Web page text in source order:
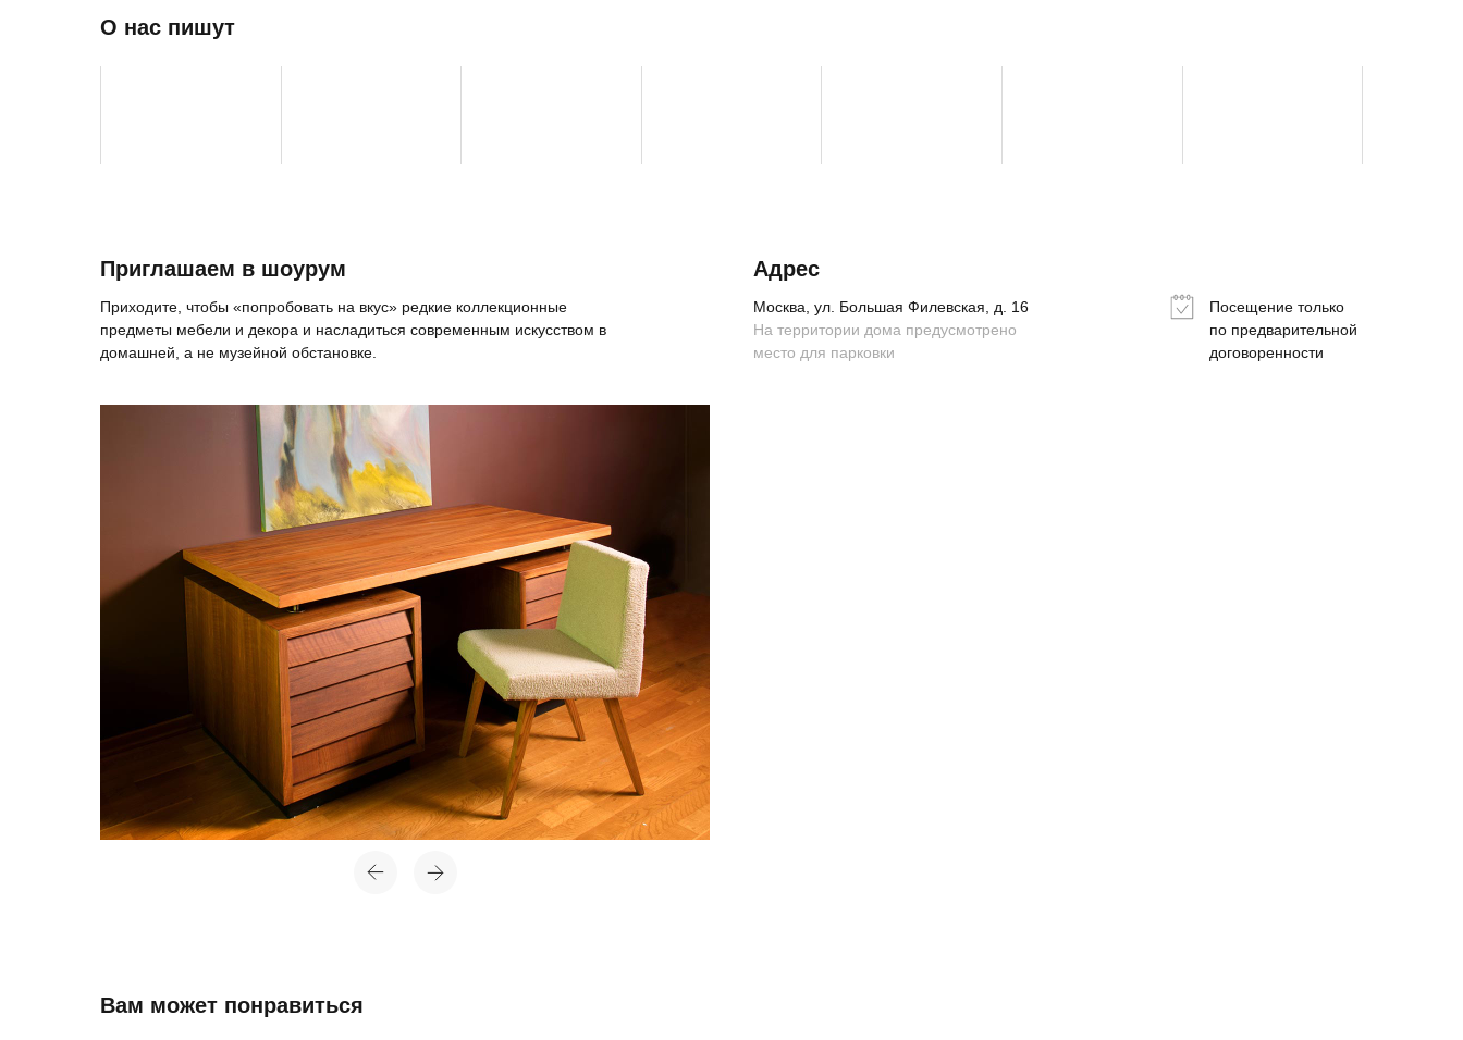
Посещение только
по предварительной
договоренности
Москва, ул. Большая Филевская, д. 16
Адрес
Приглашаем в шоурум
На территории дома предусмотрено
место для парковки
О нас пишут
Приходите, чтобы «попробовать на вкус» редкие коллекционные
предметы мебели и декора и насладиться современным искусством в
домашней, а не музейной обстановке.
Вам может понравиться